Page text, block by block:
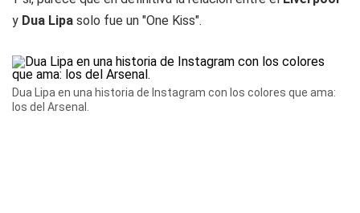
y Dua Lipa solo fue un "One Kiss".
Dua Lipa en una historia de Instagram con los colores que ama:
los del Arsenal.